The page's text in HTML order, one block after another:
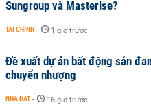
Sungroup và Masterise?
TÀI CHÍNH - 1 giờ trước
Đề xuất dự án bất động sản
chuyển nhượng
NHÀ ĐẤT - 16 giờ trước